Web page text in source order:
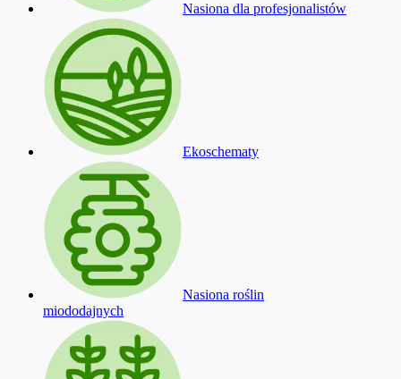
Nasiona dla profesjonalistów
Ekoschematy
Nasiona roślin
miododajnych